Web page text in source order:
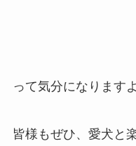
って気分になりますよ
皆様もぜひ、愛犬と